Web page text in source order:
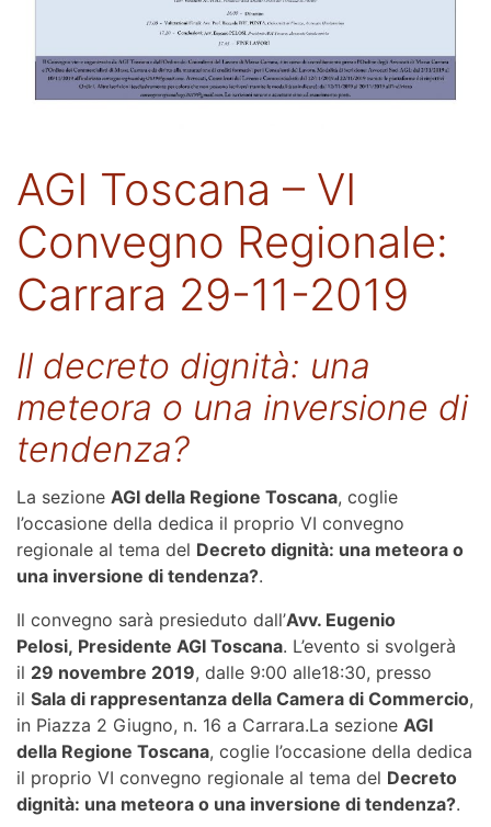
AGI Toscana – VI
Convegno Regionale:
Carrara 29-11-2019
Il decreto dignità: una
meteora o una inversione di
tendenza?
La sezione AGI della Regione Toscana, coglie
l’occasione della dedica il proprio VI convegno
regionale al tema del Decreto dignità: una meteora o
una inversione di tendenza?.
Il convegno sarà presieduto dall’Avv. Eugenio
Pelosi, Presidente AGI Toscana. L’evento si svolgerà
il 29 novembre 2019, dalle 9:00 alle18:30, presso
il Sala di rappresentanza della Camera di Commercio,
in Piazza 2 Giugno, n. 16 a Carrara.La sezione AGI
della Regione Toscana, coglie l’occasione della dedica
il proprio VI convegno regionale al tema del Decreto
dignità: una meteora o una inversione di tendenza?.